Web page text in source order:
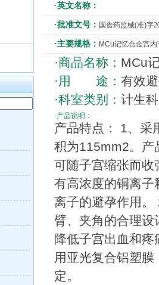
·英文名称：
·批准文号： 国食药监械(准)字
·主要规格： MCu记忆合金宫
·商品名称： MCu
·用 途： 有效
·科室类别： 计生科
·产品说明：
产品特点： 1、采
积为115mm2。产
可随子宫缩张而收
有高浓度的铜离子
离子的避孕作用。
臂、夹角的合理
降低子宫出血和
用亚光复合铝塑
定。